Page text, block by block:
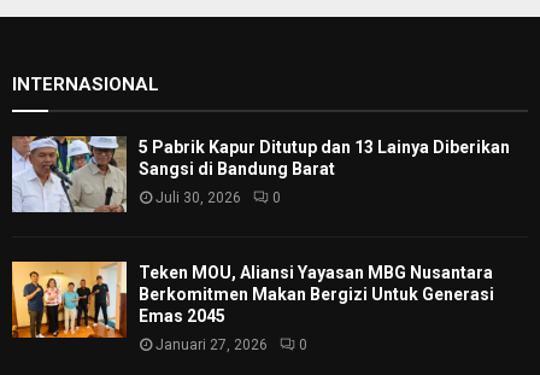
INTERNASIONAL
5 Pabrik Kapur Ditutup dan 13 Lainya Diberikan
Sangsi di Bandung Barat
Juli 30, 2026 0
Teken MOU, Aliansi Yayasan MBG Nusantara
Berkomitmen Makan Bergizi Untuk Generasi
Emas 2045
Januari 27, 2026 0